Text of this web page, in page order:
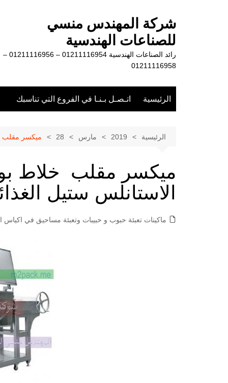
شركة المهندس منسي
للصناعات الهندسية
رائد الصناعات الهندسية 01211116954 – 01211116956 –
01211116958
الرئيسية اتـصـل بـنـا في الفروع التي تناسبك
الرئيسية 2019 مارس 28 ميكسر مقلب
ميكسر مقلب خلاط
الاستانلس ستيل
ماكينات تعبئة حبوب و حبيبات وتعبئة مساحيق في اكياس